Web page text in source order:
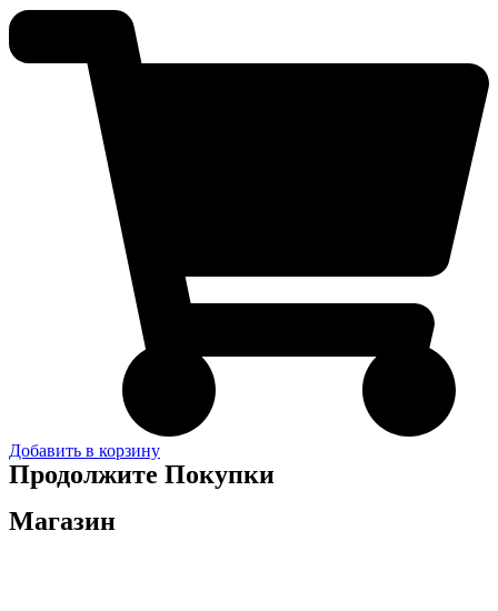
Добавить в корзину
Продолжите Покупки
Магазин